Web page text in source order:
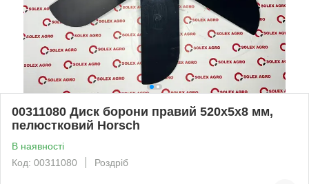
00311080 Диск борони правий 520х5х8 мм,
пелюстковий Horsch
В наявності
Код: 00311080
Роздріб